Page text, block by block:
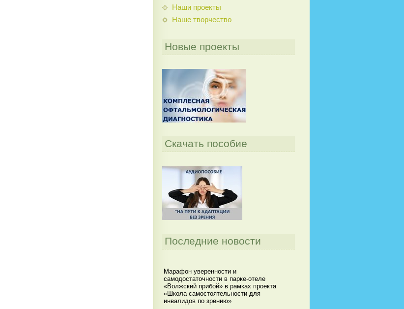
Наши проекты
Наше творчество
Новые проекты
Скачать пособие
Последние новости
Марафон уверенности и
самодостаточности в парке-отеле
«Волжский прибой» в рамках проекта
«Школа самостоятельности для
инвалидов по зрению»